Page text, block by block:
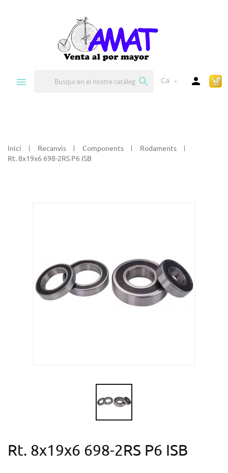
 Ca expand_more 
Inici Recanvis Components
Rodaments
Rt. 8x19x6 698-2RS P6 ISB
Rt. 8x19x6 698-2RS P6 ISB